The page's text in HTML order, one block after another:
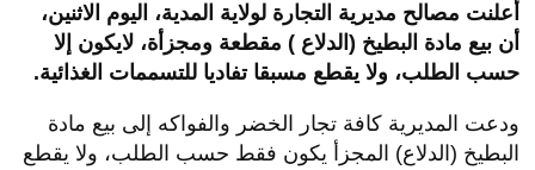
أعلنت مصالح مديرية التجارة لولاية المدية، اليوم الاثنين،
أن بيع مادة البطيخ (الدلاع ) مقطعة ومجزأة، لايكون إلا
حسب الطلب، ولا يقطع مسبقا تفاديا للتسممات الغذائية.
ودعت المديرية كافة تجار الخضر والفواكه إلى بيع مادة
البطيخ (الدلاع) المجزأ يكون فقط حسب الطلب، ولا يقطع